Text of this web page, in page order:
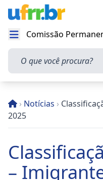
Abrir menu
Comissão
O que você procura?
› Notícias ›
2025
–